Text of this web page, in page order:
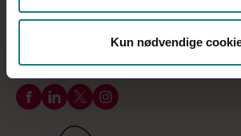
Kun nødvendige
Fredag
09:00 - 13:00
Følg os på Facebook
Følg os på LinkedIn
Følg os på X
Følg os på Instagram